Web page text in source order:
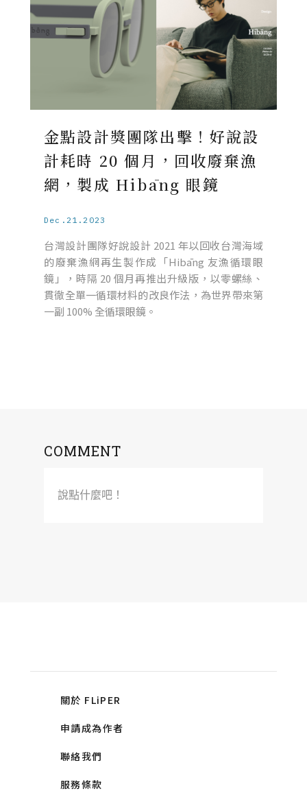
金點設計獎團隊出擊！好說設
計耗時 20 個月，回收廢棄漁
網，製成 Hibāng 眼鏡
Dec.21.2023
台灣設計團隊好說設計 2021 年以回收台灣海域
的廢棄漁網再生製作成「Hibāng 友漁循環眼
鏡」，時隔 20 個月再推出升級版，以零螺絲、
貫徹全單一循環材料的改良作法，為世界帶來第
一副 100% 全循環眼鏡。
COMMENT
說點什麼吧！
關於 FLiPER
申請成為作者
聯絡我們
服務條款